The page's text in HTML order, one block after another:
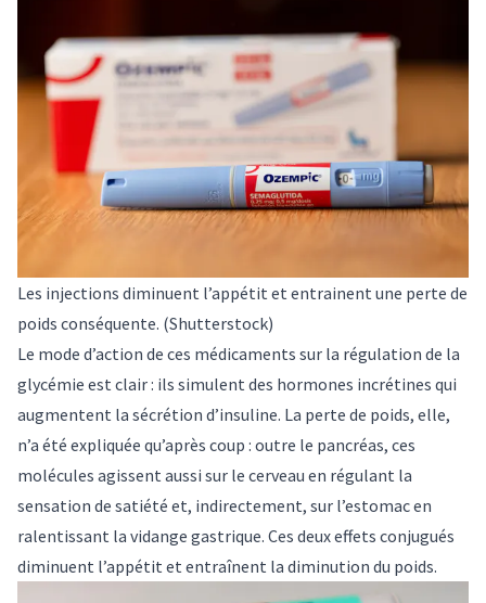
Les injections diminuent l’appétit et entrainent une perte de
poids conséquente. (Shutterstock)
Le mode d’action de ces médicaments sur la régulation de la
glycémie est clair : ils simulent des hormones incrétines qui
augmentent la sécrétion d’insuline. La perte de poids, elle,
n’a été expliquée qu’après coup : outre le pancréas, ces
molécules agissent aussi sur le cerveau en régulant la
sensation de satiété et, indirectement, sur l’estomac en
ralentissant la vidange gastrique. Ces deux effets conjugués
diminuent l’appétit et entraînent la diminution du poids.